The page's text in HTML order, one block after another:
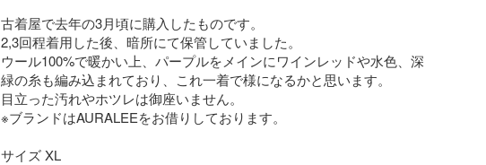
古着屋で去年の3月頃に購入したものです。
2,3回程着用した後、暗所にて保管していました。
ウール100%で暖かい上、パープルをメインにワインレッドや水色、深
緑の糸も編み込まれており、これ一着で様になるかと思います。
目立った汚れやホツレは御座いません。
※ブランドはAURALEEをお借りしております。
サイズ XL